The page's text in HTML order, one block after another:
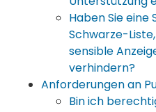
Haben Sie
Schwarze-
sensible
verhindern?
Anforderungen an
Bin ich